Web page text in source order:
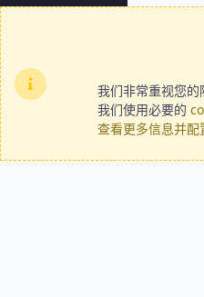
我们非常重视您的
我们使用必要的
查看更多信息并配